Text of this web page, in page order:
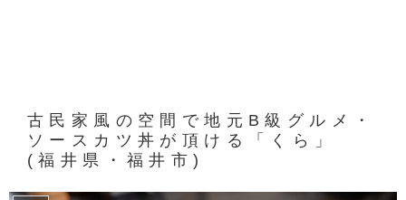
古民家風の空間で地元B級グルメ・
ソースカツ丼が頂ける「くら」
(福井県・福井市)